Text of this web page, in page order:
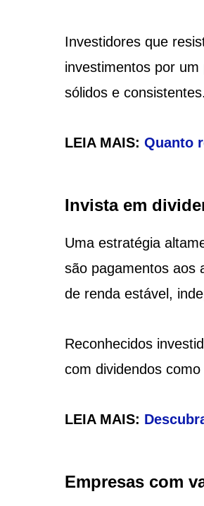
Investidores que
investimentos por
sólidos e consistentes.
LEIA MAIS: Quanto
Invista em
Uma estratégia
são pagamentos aos
de renda estável,
Reconhecidos
com dividendos
LEIA MAIS:
Empresas com